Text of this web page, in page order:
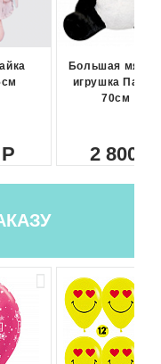
Большая
игрушка Панда
70см
2 800